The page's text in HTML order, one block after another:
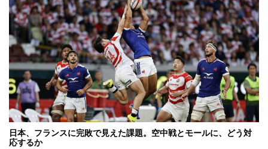
日本、フランスに完敗で見えた課題。空中戦とモールに、どう対
応するか